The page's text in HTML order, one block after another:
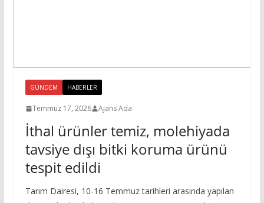
GÜNDEM HABERLER
Temmuz 17, 2026 Ajans Ada
İthal ürünler temiz, molehiyada
tavsiye dışı bitki koruma ürünü
tespit edildi
Tarım Dairesi, 10-16 Temmuz tarihleri arasında yapılan